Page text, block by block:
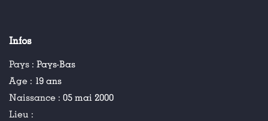
Infos
Pays : Pays-Bas
Age : 19 ans
Naissance : 05 mai 2000
Lieu :